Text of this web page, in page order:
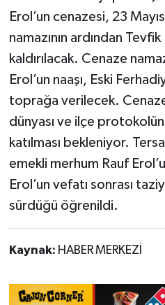
Erol’un cenazesi, 23
namazının ardından
kaldırılacak. Cenaze
Erol’un naaşı, Eski
toprağa verilecek.
dünyası ve ilçe
katılması bekleniyor.
emekli merhum Rauf
Erol’un vefatı sonrası
sürdüğü öğrenildi.
Kaynak: HABER MERKEZİ